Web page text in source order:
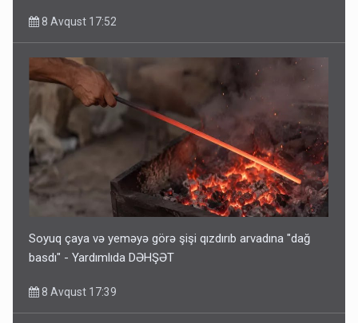
8 Avqust 17:52
Soyuq çaya və yeməyə görə şişi qızdırıb arvadına "dağ
basdı" - Yardımlıda DƏHŞƏT
8 Avqust 17:39